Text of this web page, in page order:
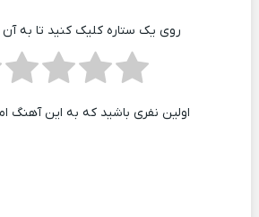
روی یک ستاره کلیک کنید تا به آن
اولین نفری باشید که به این آهنگ